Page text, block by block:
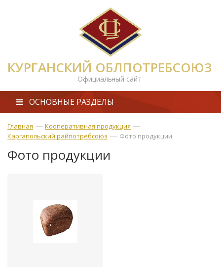
КУРГАНСКИЙ ОБЛПОТРЕБСОЮЗ
Официальный сайт
ОСНОВНЫЕ РАЗДЕЛЫ
Главная — Кооперативная продукция —
Каргапольский райпотребсоюз — Фото продукции
Фото продукции